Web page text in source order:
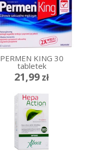
PERMEN KING 30
tabletek
21,99 zł